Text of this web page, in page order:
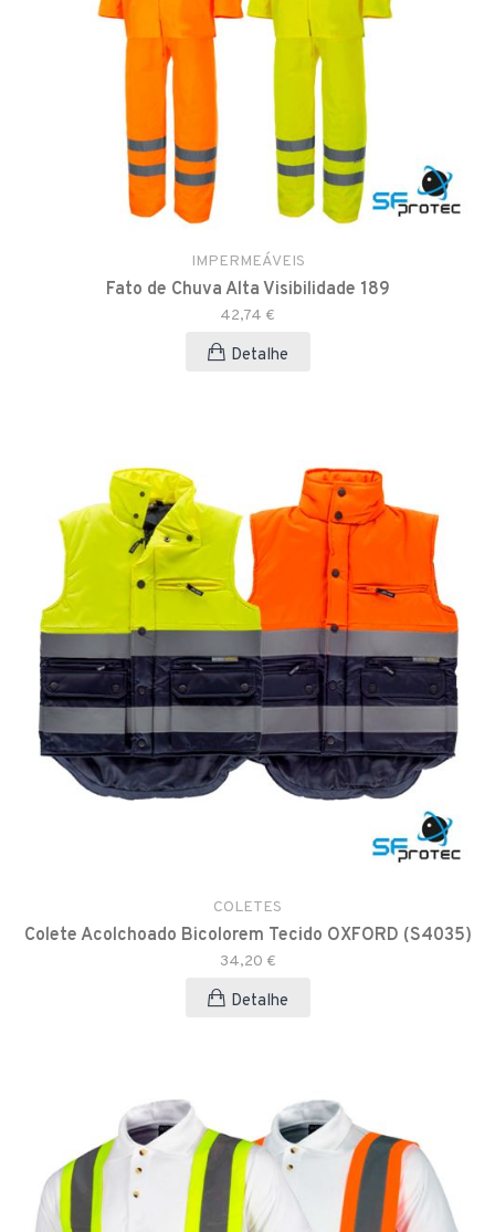
IMPERMEÁVEIS
Fato de Chuva Alta Visibilidade 189
42,74 €
Detalhe
COLETES
Colete Acolchoado Bicolorem Tecido OXFORD (S4035)
34,20 €
Detalhe